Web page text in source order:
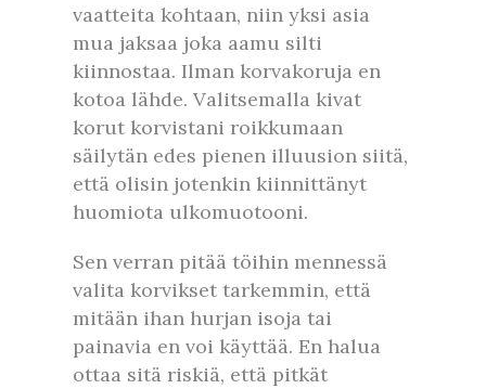
vaatteita kohtaan, niin yksi asia
mua jaksaa joka aamu silti
kiinnostaa. Ilman korvakoruja en
kotoa lähde. Valitsemalla kivat
korut korvistani roikkumaan
säilytän edes pienen illuusion siitä,
että olisin jotenkin kiinnittänyt
huomiota ulkomuotooni.
Sen verran pitää töihin mennessä
valita korvikset tarkemmin, että
mitään ihan hurjan isoja tai
painavia en voi käyttää. En halua
ottaa sitä riskiä, että pitkät